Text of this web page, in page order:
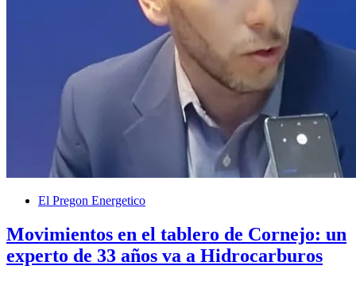
El Pregon Energetico
Movimientos en el tablero de Cornejo: un
experto de 33 años va a Hidrocarburos